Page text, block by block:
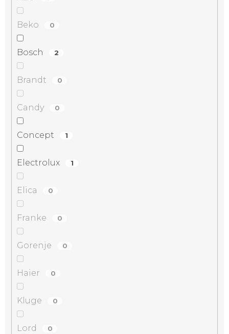
Beko 0
Bosch 2
Brandt 0
Candy 0
Concept 1
Electrolux 1
Elica 0
Franke 0
Gorenje 0
Haier 0
Kluge 0
Lord 0